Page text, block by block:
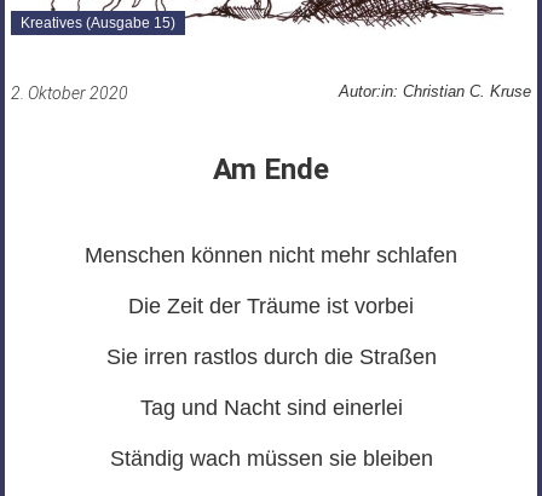
Kreatives (Ausgabe 15)
2. Oktober 2020 Autor:in: Christian C. Kruse
Am Ende
Menschen können nicht mehr schlafen
Die Zeit der Träume ist vorbei
Sie irren rastlos durch die Straßen
Tag und Nacht sind einerlei
Ständig wach müssen sie bleiben